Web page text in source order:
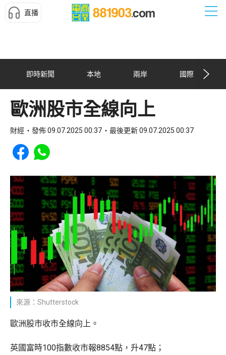
直播
即時新聞 本地 兩岸 國際
歐洲股市全線向上
財經 發佈 09.07.2025 00:37 最後更新 09.07.2025 00:37
Share to Facebook
Share to WhatsApp
來源：Shutterstock
歐洲股市收市全線向上。
英國富時100指數收市報8854點，升47點；